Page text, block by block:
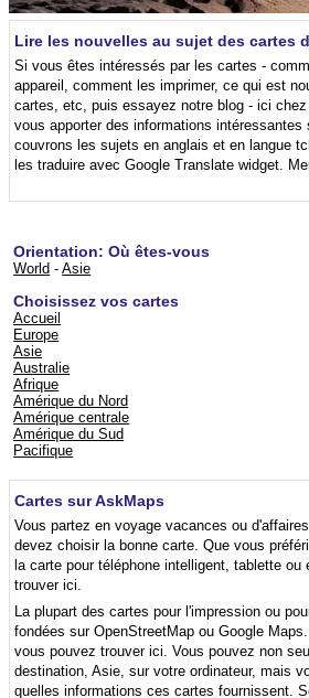
Lire les nouvelles au sujet des cartes
Si vous êtes intéressés par les cartes -
appareil, comment les imprimer, ce qui est
cartes, etc, puis essayez notre blog - ici
vous apporter des informations
couvrons les sujets en anglais et en langue
les traduire avec Google Translate widget.
Orientation: Où êtes-vous
World -Asie
Choisissez vos cartes
Accueil
Europe
Asie
Australie
Afrique
Amérique du Nord
Amérique centrale
Amérique du Sud
Pacifique
Cartes sur AskMaps
Vous partez en voyage vacances ou
devez choisir la bonne carte. Que vous
la carte pour téléphone intelligent, tablette ou
trouver ici.
La plupart des cartes pour l'impression ou
fondées sur OpenStreetMap ou Google
vous pouvez trouver ici. Vous pouvez non
destination, Asie, sur votre ordinateur, mais
quelles informations ces cartes fournissent.